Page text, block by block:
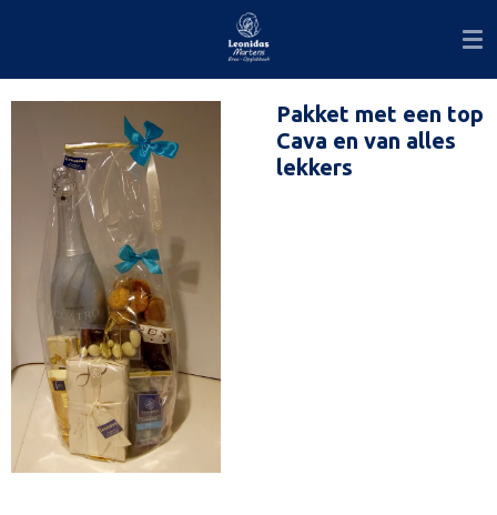
naar
de
Pakket met een top
Cava en van alles
lekkers